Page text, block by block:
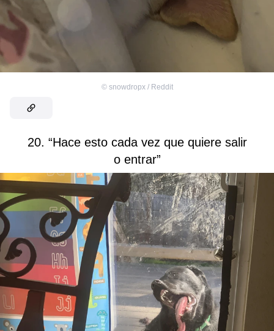
© snowdropx / Reddit
20. “Hace esto cada vez que quiere salir
o entrar”